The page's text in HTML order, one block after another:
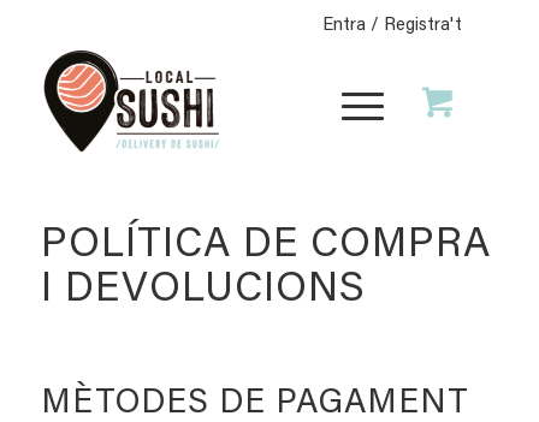
Entra / Registra't
POLÍTICA DE COMPRA
I DEVOLUCIONS
MÈTODES DE PAGAMENT